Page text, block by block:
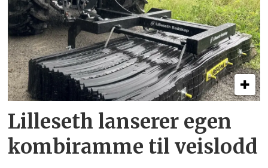
Lilleseth lanserer egen
kombi­ramme til veislodd